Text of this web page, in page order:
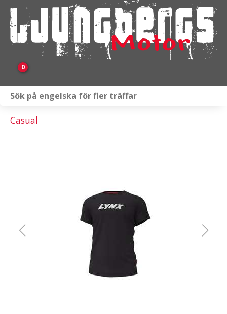
0
Släpvagnar & Skylift
Casual